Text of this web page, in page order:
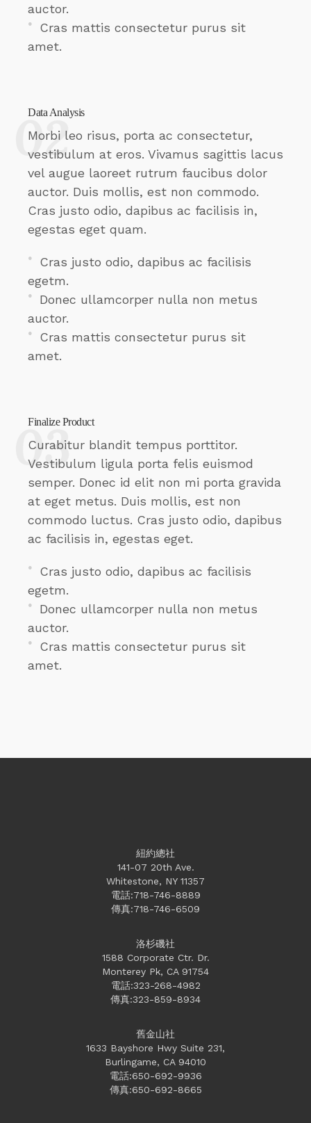
auctor.
Cras mattis consectetur purus sit
amet.
Data Analysis
Morbi leo risus, porta ac consectetur,
vestibulum at eros. Vivamus sagittis lacus
vel augue laoreet rutrum faucibus dolor
auctor. Duis mollis, est non commodo.
Cras justo odio, dapibus ac facilisis in,
egestas eget quam.
Cras justo odio, dapibus ac facilisis
egetm.
Donec ullamcorper nulla non metus
auctor.
Cras mattis consectetur purus sit
amet.
Finalize Product
Curabitur blandit tempus porttitor.
Vestibulum ligula porta felis euismod
semper. Donec id elit non mi porta gravida
at eget metus. Duis mollis, est non
commodo luctus. Cras justo odio, dapibus
ac facilisis in, egestas eget.
Cras justo odio, dapibus ac facilisis
egetm.
Donec ullamcorper nulla non metus
auctor.
Cras mattis consectetur purus sit
amet.
紐約總社
141-07 20th Ave.
Whitestone, NY 11357
電話:718-746-8889
傳真:718-746-6509
洛杉磯社
1588 Corporate Ctr. Dr.
Monterey Pk, CA 91754
電話:323-268-4982
傳真:323-859-8934
舊金山社
1633 Bayshore Hwy Suite 231,
Burlingame, CA 94010
電話:650-692-9936
傳真:650-692-8665